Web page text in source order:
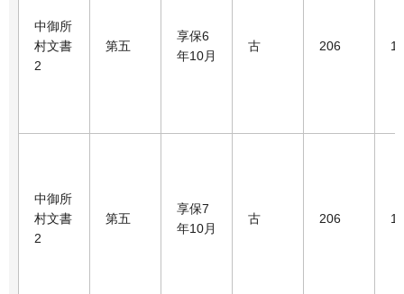
中御所
村文書
2
第五
享保6
年10月
古 206 1
中御所
村文書
2
第五
享保7
年10月
古 206 1